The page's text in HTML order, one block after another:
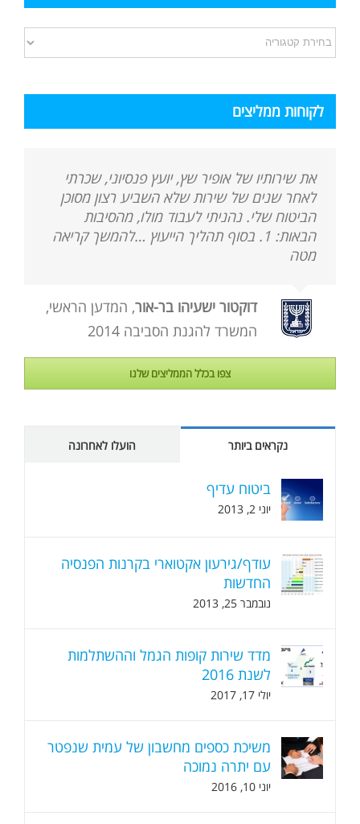
קטגוריות
המאמרים
לקוחות ממליצים
את שירותיו של אופיר שץ, יועץ פנסיוני, שכרתי
לאחר שנים של שירות שלא השביע רצון מסוכן
הביטוח שלי. נהניתי לעבוד מולו, מהסיבות
הבאות: 1. בסוף תהליך הייעוץ …להמשך קריאה
מטה
דוקטור ישעיהו בר-אור, המדען הראשי,
המשרד להגנת הסביבה 2014
צפו בכלל הממליצים שלנו
נקראים ביותר הועלו לאחרונה
ביטוח עדיף
יוני 2, 2013
עודף/גירעון אקטוארי בקרנות הפנסיה
החדשות
נובמבר 25, 2013
מדד שירות קופות הגמל וההשתלמות
לשנת 2016
יולי 17, 2017
משיכת כספים מחשבון של עמית שנפטר
עם יתרה נמוכה
יוני 10, 2016